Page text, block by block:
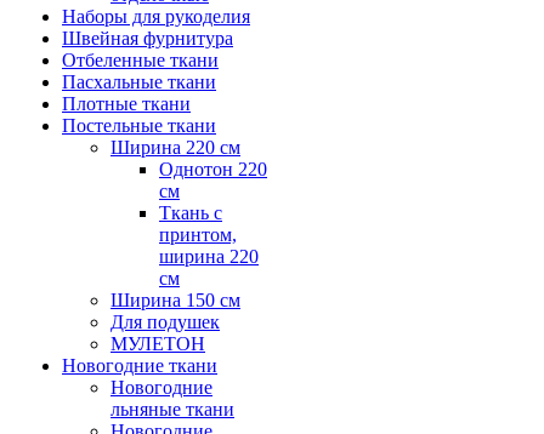
Наборы для рукоделия
Швейная фурнитура
Отбеленные ткани
Пасхальные ткани
Плотные ткани
Постельные ткани
Ширина 220 см
Однотон 220
см
Ткань с
принтом,
ширина 220
см
Ширина 150 см
Для подушек
МУЛЕТОН
Новогодние ткани
Новогодние
льняные ткани